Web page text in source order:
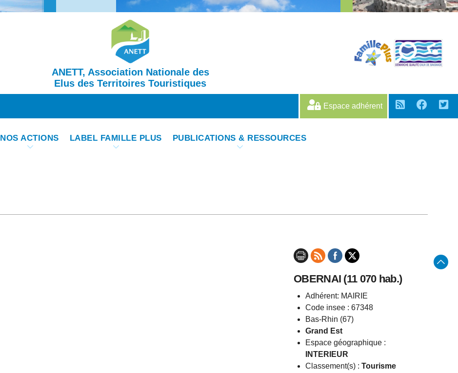
ANETT, Association Nationale des
Elus des Territoires Touristiques
Espace adhérent
NOS ACTIONS LABEL FAMILLE PLUS PUBLICATIONS & RESSOURCES
OBERNAI (11 070 hab.)
Adhérent: MAIRIE
Code insee : 67348
Bas-Rhin (67)
Grand Est
Espace géographique :
INTERIEUR
Classement(s) : Tourisme